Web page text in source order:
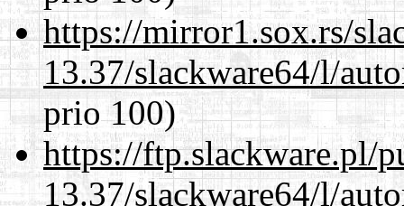
https://mirror1.sox.rs/
13.37/slackware64/l/
prio 100)
https://ftp.slackware.pl/
13.37/slackware64/l/